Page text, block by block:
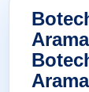
Arama
Arama